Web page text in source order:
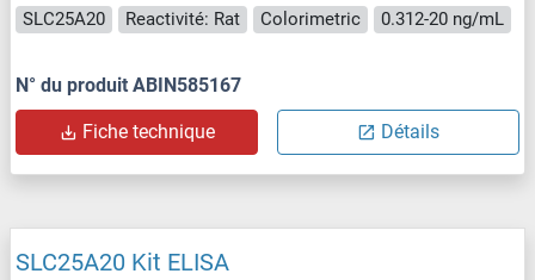
SLC25A20 Reactivité: Rat Colorimetric 0.312-20 ng/mL
N° du produit ABIN585167
Fiche technique Détails
SLC25A20 Kit ELISA